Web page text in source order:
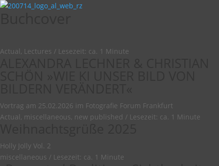
Actual, Lectures / Lesezeit: ca. 1 Minute
Vortrag am 25.02.2026 im Fotografie Forum Frankfurt
Actual, miscellaneous, new published / Lesezeit: ca. 1 Minute
Holly Jolly Vol. 2
miscellaneous / Lesezeit: ca. 1 Minute